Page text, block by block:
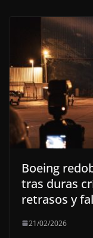
Boeing
tras duras
retrasos y
21/02/2026